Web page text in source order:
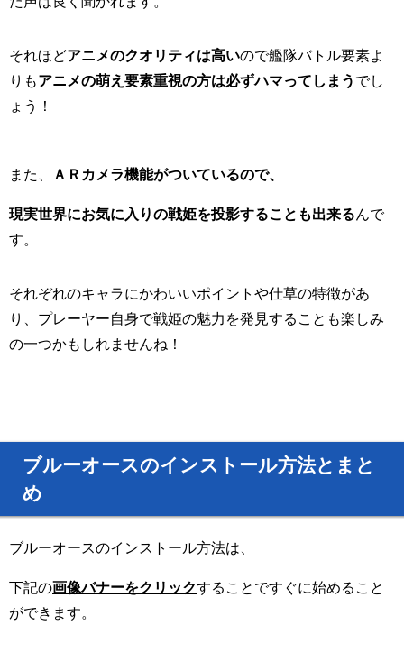
それほどアニメのクオリティは高いので艦隊バトル要素よ
りもアニメの萌え要素重視の方は必ずハマってしまう でし
ょう！
また、 ＡＲカメラ機能がついているので、
現実世界にお気に入りの戦姫を投影することも出来るんで
す。
それぞれのキャラにかわいいポイントや仕草の特徴があ
り、プレーヤー自身で戦姫の魅力を発見することも楽しみ
の一つかもしれませんね！
ブルーオースのインストール方法とまと
め
ブルーオースのインストール方法は、
下記の画像バナーをクリックすることですぐに始めること
ができます。